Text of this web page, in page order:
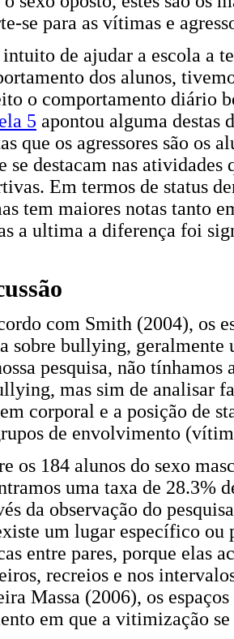
se para as vítimas e
de ajudar a escola a
dos alunos,
o comportamento diário
5 apontou alguma destas
que os agressores são os
se destacam nas
Em termos de status
tem maiores notas tanto
a ultima a diferença foi
com Smith (2004), os
sobre bullying,
pesquisa, não
mas sim de analisar
corporal e a posição de
de envolvimento
os 184 alunos do sexo
uma taxa de 28.3%
da observação do
um lugar específico ou
entre pares, porque elas
recreios e nos
Massa (2006), os
em que a vitimização